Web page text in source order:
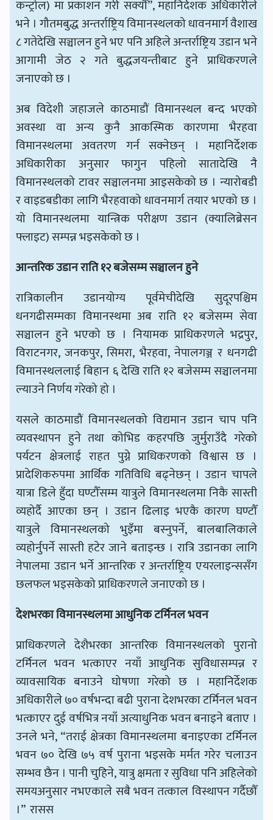
कन्ट्रोल) मा प्रकाशन गरी सक्यौँ”, महानिर्देशक अधिकारीले
भने । गौतमबुद्ध अन्तर्राष्ट्रिय विमानस्थलको धावनमार्ग वैशाख
८ गतेदेखि सञ्चालन हुने भए पनि अहिले अन्तर्राष्ट्रिय उडान भने
आगामी जेठ २ गते बुद्धजयन्तीबाट हुने प्राधिकरणले
जनाएको छ ।
अब विदेशी जहाजले काठमाडौं विमानस्थल बन्द भएको
अवस्था वा अन्य कुनै आकस्मिक कारणमा भैरहवा
विमानस्थलमा अवतरण गर्न सक्नेछन् । महानिर्देशक
अधिकारीका अनुसार फागुन पहिलो सातादेखि नै
विमानस्थलको टावर सञ्चालनमा आइसकेको छ । न्यारोबडी
र वाइडबडीका लागि भैरहवाको धावनमार्ग तयार भएको छ ।
यो विमानस्थलमा यान्त्रिक परीक्षण उडान (क्यालिब्रेसन
फ्लाइट) सम्पन्न भइसकेको छ ।
आन्तरिक उडान राति १२ बजेसम्म सञ्चालन हुने
रात्रिकालीन उडानयोग्य पूर्वमेचीदेखि सुदूरपश्चिम
धनगढीसम्मका विमानस्थमा अब राति १२ बजेसम्म सेवा
सञ्चालन हुने भएको छ । नियामक प्राधिकरणले भद्रपुर,
विराटनगर, जनकपुर, सिमरा, भैरहवा, नेपालगञ्ज र धनगढी
विमानस्थललाई बिहान ६ देखि राति १२ बजेसम्म सञ्चालनमा
ल्याउने निर्णय गरेको हो ।
यसले काठमाडौं विमानस्थलको विद्यमान उडान चाप पनि
व्यवस्थापन हुने तथा कोभिड कहरपछि जुर्मुराउँदै गरेको
पर्यटन क्षेत्रलाई राहत पुग्ने प्राधिकरणको विश्वास छ ।
प्रादेशिकरुपमा आर्थिक गतिविधि बढ्नेछन् । उडान चापले
यात्रा डिले हुँदा घण्टौँसम्म यात्रुले विमानस्थलमा निकै सास्ती
व्यहोर्दै आएका छन् । उडान ढिलाइ भएकै कारण घण्टौँ
यात्रुले विमानस्थलको भुइँमा बस्नुपर्ने, बालबालिकाले
व्यहोर्नुपर्ने सास्ती हटेर जाने बताइन्छ । रात्रि उडानका लागि
नेपालमा उडान भर्ने आन्तरिक र अन्तर्राष्ट्रिय एयरलाइन्ससँग
छलफल भइसकेको प्राधिकरणले जनाएको छ ।
देशभरका विमानस्थलमा आधुनिक टर्मिनल भवन
प्राधिकरणले देशैभरका आन्तरिक विमानस्थलको पुरानो
टर्मिनल भवन भत्काएर नयाँ आधुनिक सुविधासम्पन्न र
व्यावसायिक बनाउने घोषणा गरेको छ । महानिर्देशक
अधिकारीले ७० वर्षभन्दा बढी पुराना देशभरका टर्मिनल भवन
भत्काएर दुई वर्षभित्र नयाँ अत्याधुनिक भवन बनाइने बताए ।
उनले भने, “तराई क्षेत्रका विमानस्थलमा बनाइएका टर्मिनल
भवन ७० देखि ७५ वर्ष पुराना भइसके मर्मत गरेर चलाउन
सम्भव छैन । पानी चुहिने, यात्रु क्षमता र सुविधा पनि अहिलेको
समयअनुसार नभएकाले सबै भवन तत्काल विस्थापन गर्दैछौँ
।” रासस